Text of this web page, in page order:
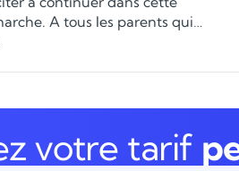
A tous les parents qui
des professeurs pour l'aide
votre tarif